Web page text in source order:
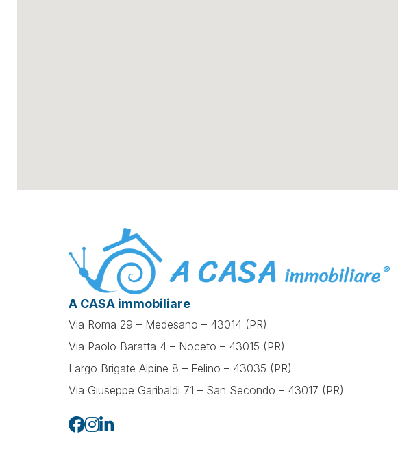
A CASA immobiliare
Via Roma 29 – Medesano – 43014 (PR)
Via Paolo Baratta 4 – Noceto – 43015 (PR)
Largo Brigate Alpine 8 – Felino – 43035 (PR)
Via Giuseppe Garibaldi 71 – San Secondo – 43017 (PR)